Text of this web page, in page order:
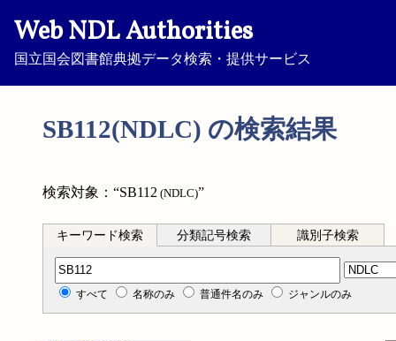
Web NDL Authorities
国立国会図書館典拠データ検索・提供サービス
SB112(NDLC) の検索結果
検索対象：“SB112 (NDLC)”
キーワード検索 分類記号検索 識別子検索
分類記号検索
すべて 名称のみ 普通件名のみ ジャンルのみ